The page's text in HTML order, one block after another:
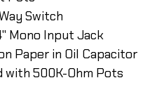
Switch
Mono Input Jack
Paper in Oil Capacitor
with 500K-Ohm Pots